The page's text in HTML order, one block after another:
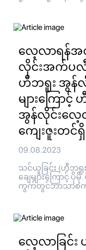
လေ့လာရန်
လိုင်းအက်ပလီ
ဟီဘရူး အွန်လို
များကြော
အွန်လိုင်းလေ့လ
ကျေးဇူးတင်
09.08.2023
သင်ယူခြင်း (ဟီဘ
ချေများကြောင့်
ကွက်တွင်ဘာသာစက
လေ့လာခြင်